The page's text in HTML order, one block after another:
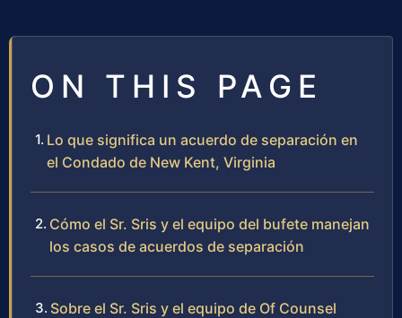
ON THIS PAGE
Lo que significa un acuerdo de separación en
el Condado de New Kent, Virginia
Cómo el Sr. Sris y el equipo del bufete manejan
los casos de acuerdos de separación
Sobre el Sr. Sris y el equipo de Of Counsel